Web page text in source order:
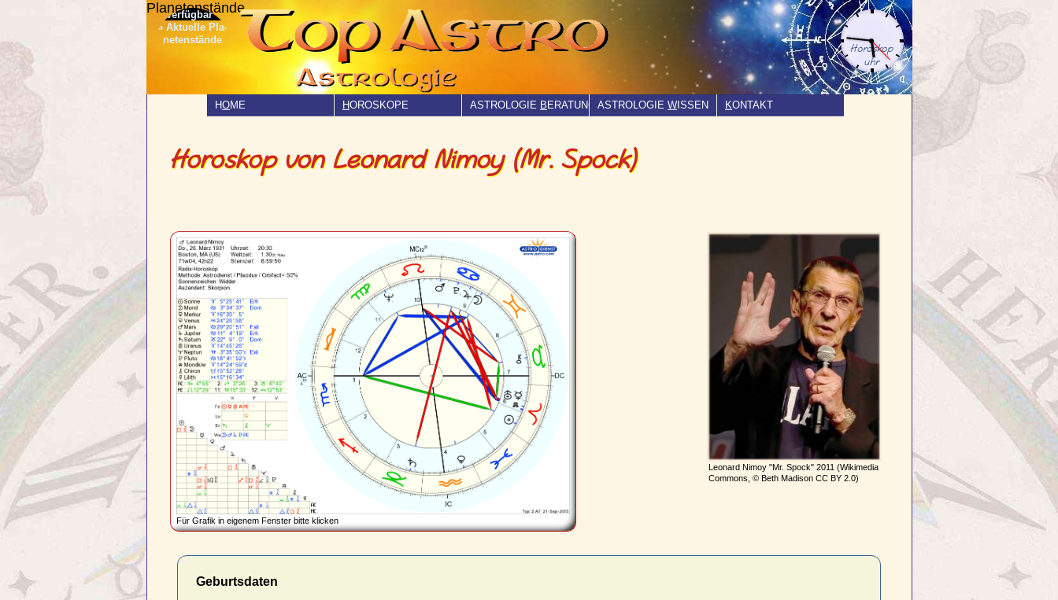
Planetenstände
» Aktuelle Pla­
netenstände
HOME HOROSKOPE ASTROLOGIE B ERATUNG ASTROLOGIE W ISSEN KONTAKT
Horoskop von Leonard Nimoy (Mr. Spock)
Für Grafik in eigenem Fenster bitte klicken
Leonard Nimoy "Mr. Spock" 2011 (Wikimedia
Commons, © Beth Madison CC BY 2.0)
Geburtsdaten